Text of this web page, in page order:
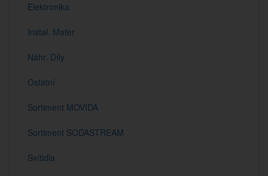
Elektronika
Instal. Mater
Náhr. Díly
Ostatní
Sortiment MOVIDA
Sortiment SODASTREAM
Svítidla